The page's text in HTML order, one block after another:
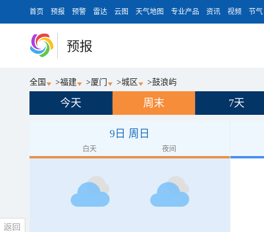
首页 预报 预警 雷达 云图 天气地图 专业产品 资讯 视频 节气
预报
全国 >福建 >厦门 >城区 >鼓浪屿
今天 周末 7天
9日 周日
白天 夜间